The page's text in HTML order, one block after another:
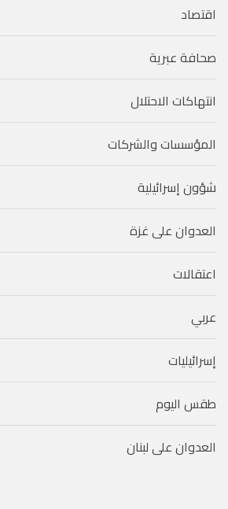
اقتصاد
صحافة عبرية
انتهاكات الاحتلال
المؤسسات والشركات
شؤون إسرائيلية
العدوان على غزة
اعتقالات
عربي
إسرائيليات
طقس اليوم
العدوان على لبنان